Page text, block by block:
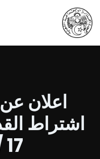
اعلان
اشتراط
17 /2024